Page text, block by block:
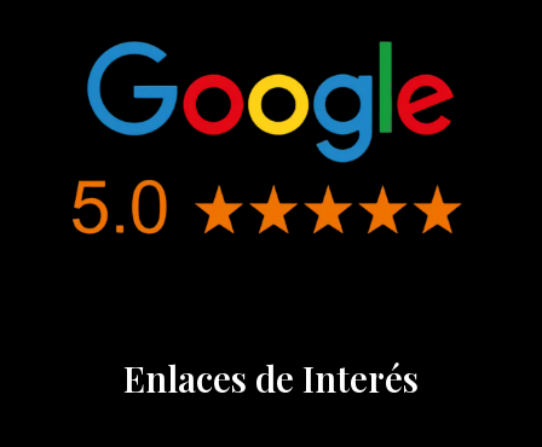
Enlaces de Interés